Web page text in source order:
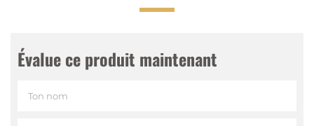
Évalue ce produit maintenant